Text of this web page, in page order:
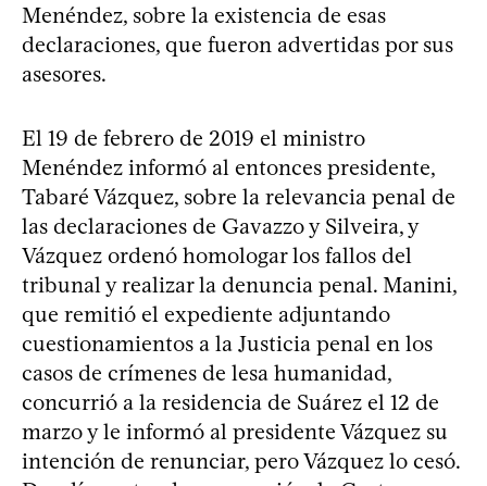
Menéndez, sobre la existencia de esas
declaraciones, que fueron advertidas por sus
asesores.
El 19 de febrero de 2019 el ministro
Menéndez informó al entonces presidente,
Tabaré Vázquez, sobre la relevancia penal de
las declaraciones de Gavazzo y Silveira, y
Vázquez ordenó homologar los fallos del
tribunal y realizar la denuncia penal. Manini,
que remitió el expediente adjuntando
cuestionamientos a la Justicia penal en los
casos de crímenes de lesa humanidad,
concurrió a la residencia de Suárez el 12 de
marzo y le informó al presidente Vázquez su
intención de renunciar, pero Vázquez lo cesó.